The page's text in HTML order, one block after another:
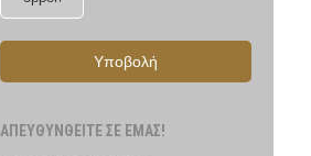
Υποβολή
ΑΠΕΥΘΥΝΘΕΙΤΕ ΣΕ ΕΜΑΣ!